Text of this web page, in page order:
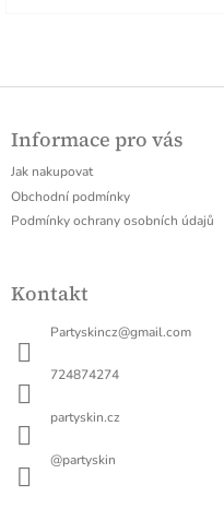
Z
pInformace pro vás
Jak nakupovat
Obchodní podmínky
Podmínky ochrany osobních údajů
Kontakt
Partyskincz@gmail.com
724874274
partyskin.cz
@partyskin